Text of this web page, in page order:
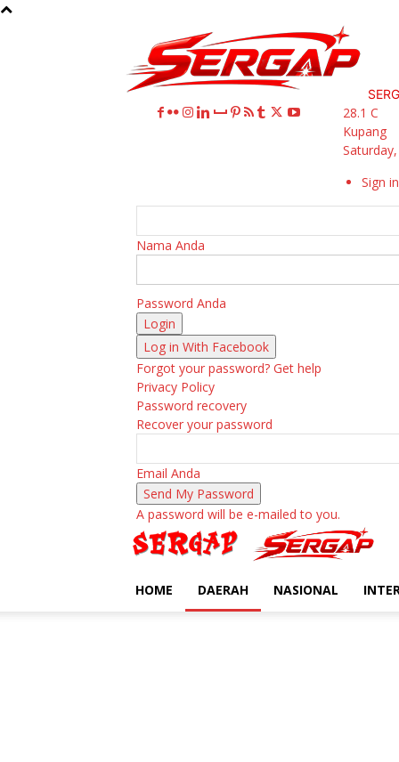
28.1 C
Kupang
Sign
Nama Anda
Password Anda
Log in With Facebook
Forgot your password? Get help
Privacy Policy
Password recovery
Recover your password
Email Anda
A password will be e-mailed to you.
HOME DAERAH NASIONAL